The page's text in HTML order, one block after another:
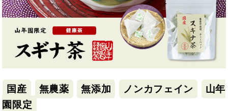
国産 無農薬 無添加 ノンカフェイン
山年
園限定